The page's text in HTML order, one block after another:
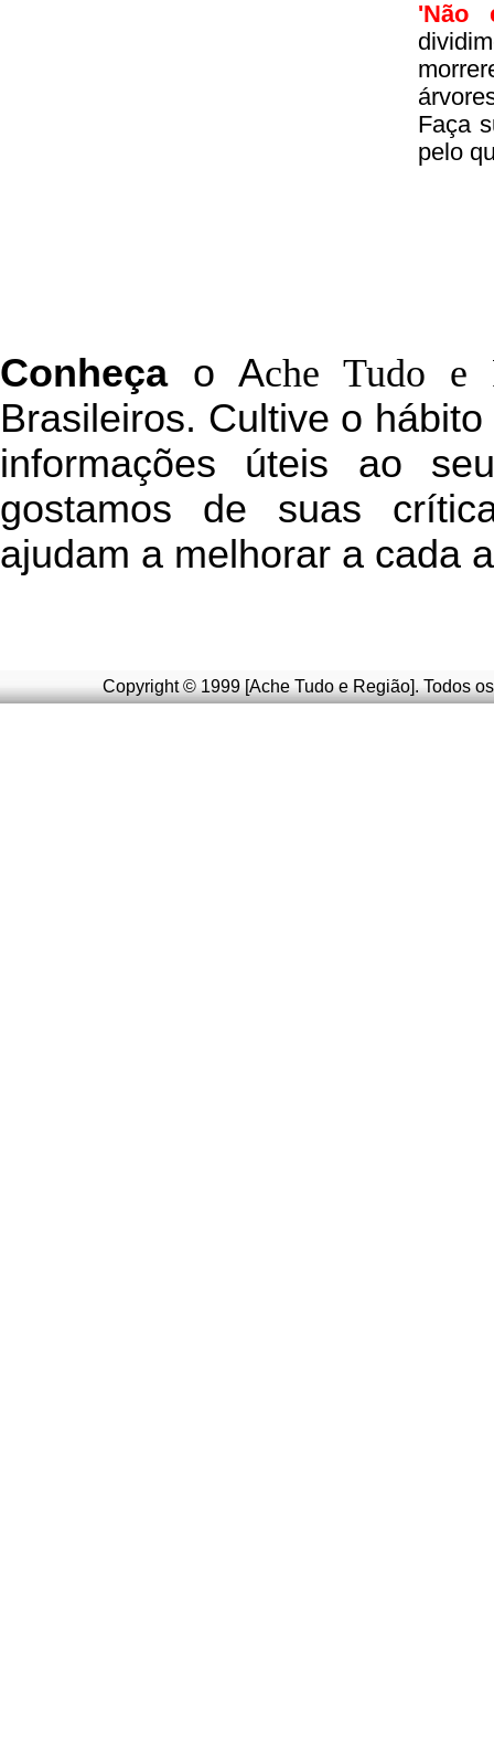
'Não
Faça
pelo
Conheçao Ache Tudo e
Brasileiros. Cultive o
informações úteis ao
gostamos de suas
ajudam a melhorar a cada
Copyright © 1999 [Ache Tudo e Região]. Todos